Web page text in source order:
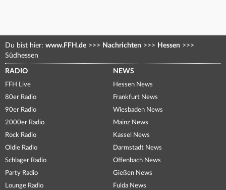
Du bist hier: www.FFH.de >>> Nachrichten >>> Hessen >>>
Südhessen
RADIO
FFH Live
80er Radio
90er Radio
2000er Radio
Rock Radio
Oldie Radio
Schlager Radio
Party Radio
Lounge Radio
NEWS
Hessen News
Frankfurt News
Wiesbaden News
Mainz News
Kassel News
Darmstadt News
Offenbach News
Gießen News
Fulda News